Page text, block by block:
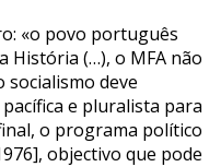
«o povo português
História (…), o MFA não
socialismo deve
e pluralista para
o programa político
objectivo que pode